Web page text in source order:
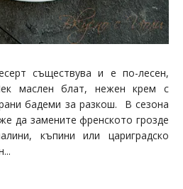
съществува и е по-лесен,
маслен блат, нежен крем с
бадеми за разкош. В сезона
да замените френското грозде
къпини или цариградско